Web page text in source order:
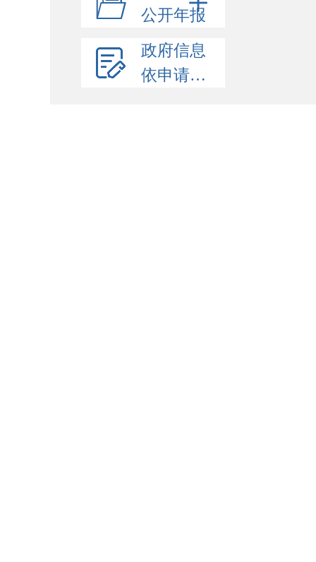
公开年报
政府信息
依申请公开